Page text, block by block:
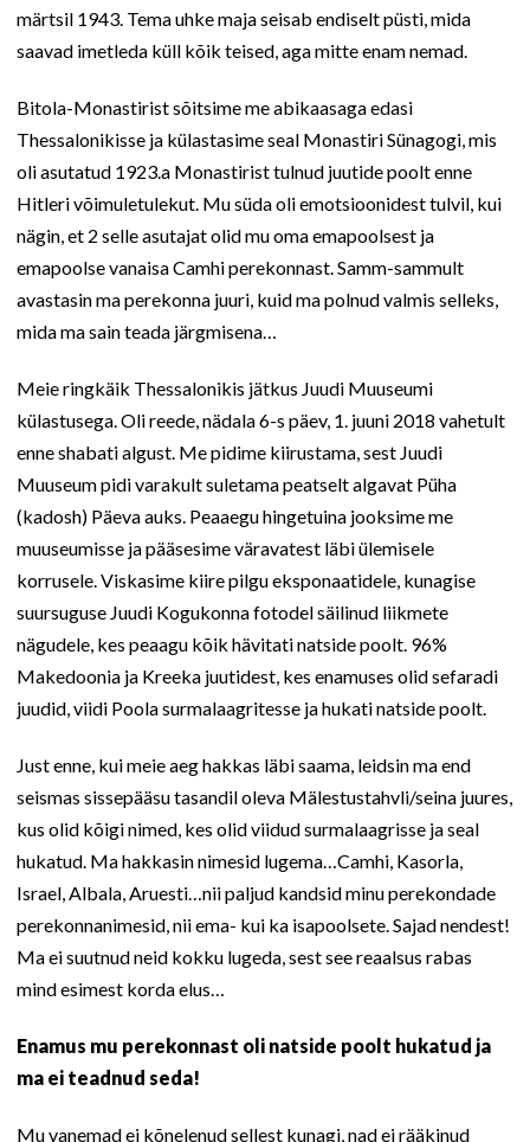
märtsil 1943. Tema uhke maja seisab endiselt püsti, mida
saavad imetleda küll kõik teised, aga mitte enam nemad.
Bitola-Monastirist sõitsime me abikaasaga edasi
Thessalonikisse ja külastasime seal Monastiri Sünagogi, mis
oli asutatud 1923.a Monastirist tulnud juutide poolt enne
Hitleri võimuletulekut. Mu süda oli emotsioonidest tulvil, kui
nägin, et 2 selle asutajat olid mu oma emapoolsest ja
emapoolse vanaisa Camhi perekonnast. Samm-sammult
avastasin ma perekonna juuri, kuid ma polnud valmis selleks,
mida ma sain teada järgmisena…
Meie ringkäik Thessalonikis jätkus Juudi Muuseumi
külastusega. Oli reede, nädala 6-s päev, 1. juuni 2018 vahetult
enne shabati algust. Me pidime kiirustama, sest Juudi
Muuseum pidi varakult suletama peatselt algavat Püha
(kadosh) Päeva auks. Peaaegu hingetuina jooksime me
muuseumisse ja pääsesime väravatest läbi ülemisele
korrusele. Viskasime kiire pilgu eksponaatidele, kunagise
suursuguse Juudi Kogukonna fotodel säilinud liikmete
nägudele, kes peaagu kõik hävitati natside poolt. 96%
Makedoonia ja Kreeka juutidest, kes enamuses olid sefaradi
juudid, viidi Poola surmalaagritesse ja hukati natside poolt.
Just enne, kui meie aeg hakkas läbi saama, leidsin ma end
seismas sissepääsu tasandil oleva Mälestustahvli/seina juures,
kus olid kõigi nimed, kes olid viidud surmalaagrisse ja seal
hukatud. Ma hakkasin nimesid lugema…Camhi, Kasorla,
Israel, Albala, Aruesti…nii paljud kandsid minu perekondade
perekonnanimesid, nii ema- kui ka isapoolsete. Sajad nendest!
Ma ei suutnud neid kokku lugeda, sest see reaalsus rabas
mind esimest korda elus…
Enamus mu perekonnast oli natside poolt hukatud ja
ma ei teadnud seda!
Mu vanemad ei kõnelenud sellest kunagi, nad ei rääkinud